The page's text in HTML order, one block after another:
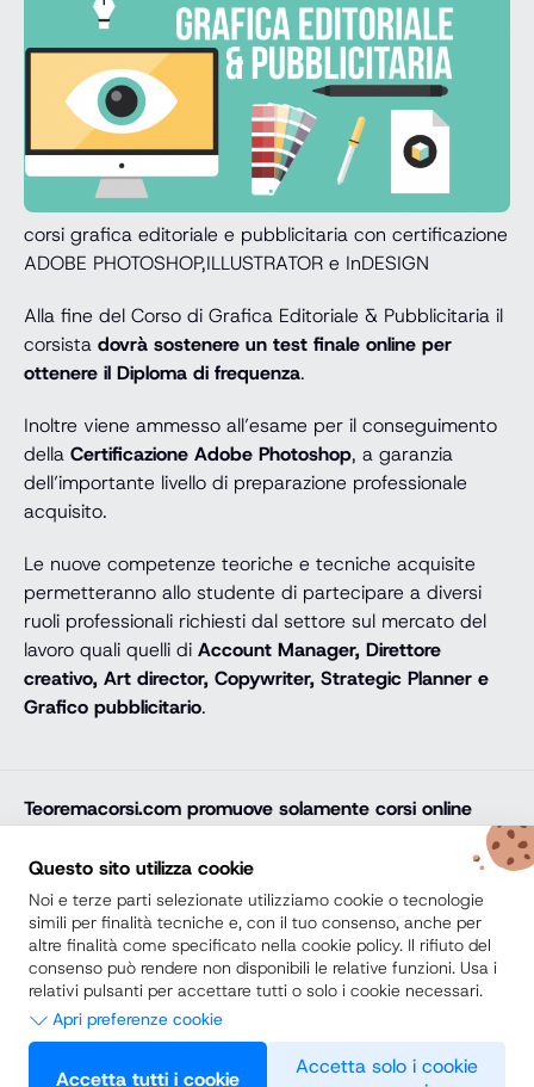
corsi grafica editoriale e pubblicitaria con certificazione
ADOBE PHOTOSHOP,ILLUSTRATOR e InDESIGN
Alla fine del Corso di Grafica Editoriale & Pubblicitaria il
corsista dovrà sostenere un test finale online per
ottenere il Diploma di frequenza.
Inoltre viene ammesso all’esame per il conseguimento
della Certificazione Adobe Photoshop, a garanzia
dell’importante livello di preparazione professionale
acquisito.
Le nuove competenze teoriche e tecniche acquisite
permetteranno allo studente di partecipare a diversi
ruoli professionali richiesti dal settore sul mercato del
lavoro quali quelli di Account Manager, Direttore
creativo, Art director, Copywriter, Strategic Planner e
Grafico pubblicitario.
Teoremacorsi.com promuove solamente corsi online
professionali, corsi per il diploma online, lauree e master
online di comprovata qualità e con attestato finale
riconosciuto e spendibile sul mercato del lavoro. Trova
la soluzione ideale e arricchisci il tuo percorso di studi
con noi.
Secondo Diploma
Scuole Private vs Scuole Paritarie
Questo sito utilizza cookie
Noi e terze parti selezionate utilizziamo cookie o tecnologie
simili per finalità tecniche e, con il tuo consenso, anche per
altre finalità come specificato nella cookie policy. Il rifiuto del
consenso può rendere non disponibili le relative funzioni. Usa i
relativi pulsanti per accettare tutti o solo i cookie necessari.
Apri preferenze cookie
Accetta tutti i cookie
Accetta solo i cookie